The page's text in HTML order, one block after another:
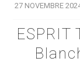
27 NOVEMBRE
/
ESPRIT